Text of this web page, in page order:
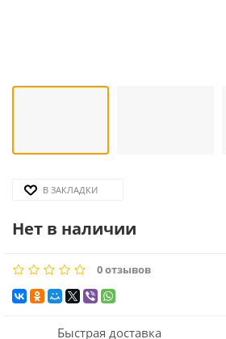
В ЗАКЛАДКИ
Нет в наличии
0 отзывов
Быстрая доставка